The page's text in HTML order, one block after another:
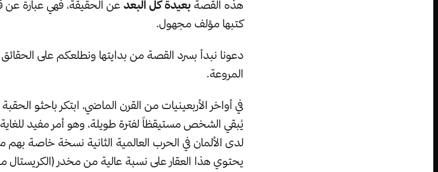
هذه القصة بعيدة كل البعد عن الحقيقة، فهي عبارة
كتبها مؤلف مجهول.
دعونا نبدأ بسرد القصة من بدايتها ونطلعكم على
المروعة.
في أواخر الأربعينيات من القرن الماضي، ابتكر باحثو
يُبقي الشخص مستيقظاً لفترة طويلة، وهو أمر مفيد
لدى الألمان في الحرب العالمية الثانية نسخة خاصة بهم
يحتوي هذا العقار على نسبة عالية من مخدر (الكريستال